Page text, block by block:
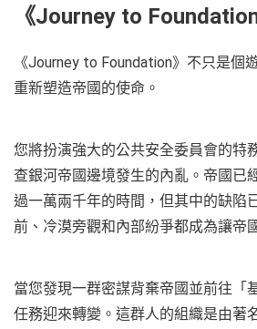
《Journey to Foundation
《Journey to Foundation》不只是個
重新塑造帝國的使命。
您將扮演強大的公共安全委員會的特
查銀河帝國邊境發生的內亂。帝國已
過一萬兩千年的時間，但其中的缺陷
前、冷漠旁觀和內部紛爭都成為讓帝
當您發現一群密謀背棄帝國並前往「
任務迎來轉變。這群人的組織是由著